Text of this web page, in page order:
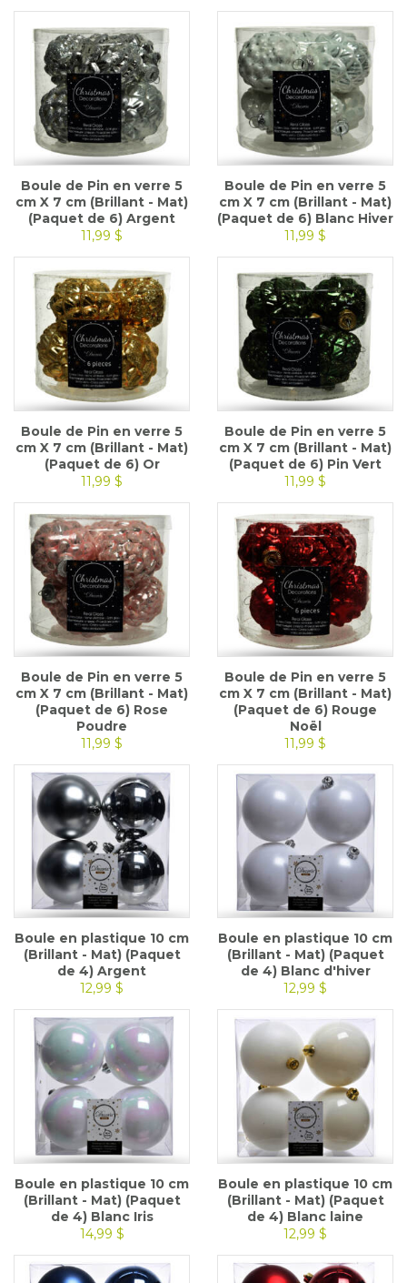
Boule de Pin en verre 5
cm X 7 cm (Brillant - Mat)
(Paquet de 6) Argent
11,99 $
Boule de Pin en verre 5
cm X 7 cm (Brillant - Mat)
(Paquet de 6) Blanc Hiver
11,99 $
Boule de Pin en verre 5
cm X 7 cm (Brillant - Mat)
(Paquet de 6) Or
11,99 $
Boule de Pin en verre 5
cm X 7 cm (Brillant - Mat)
(Paquet de 6) Pin Vert
11,99 $
Boule de Pin en verre 5
cm X 7 cm (Brillant - Mat)
(Paquet de 6) Rose
Poudre
11,99 $
Boule de Pin en verre 5
cm X 7 cm (Brillant - Mat)
(Paquet de 6) Rouge
Noël
11,99 $
Boule en plastique 10 cm
(Brillant - Mat) (Paquet
de 4) Argent
12,99 $
Boule en plastique 10 cm
(Brillant - Mat) (Paquet
de 4) Blanc d'hiver
12,99 $
Boule en plastique 10 cm
(Brillant - Mat) (Paquet
de 4) Blanc Iris
14,99 $
Boule en plastique 10 cm
(Brillant - Mat) (Paquet
de 4) Blanc laine
12,99 $